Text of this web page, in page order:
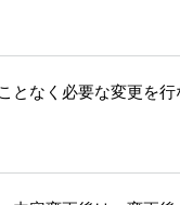
なく必要な変更を行